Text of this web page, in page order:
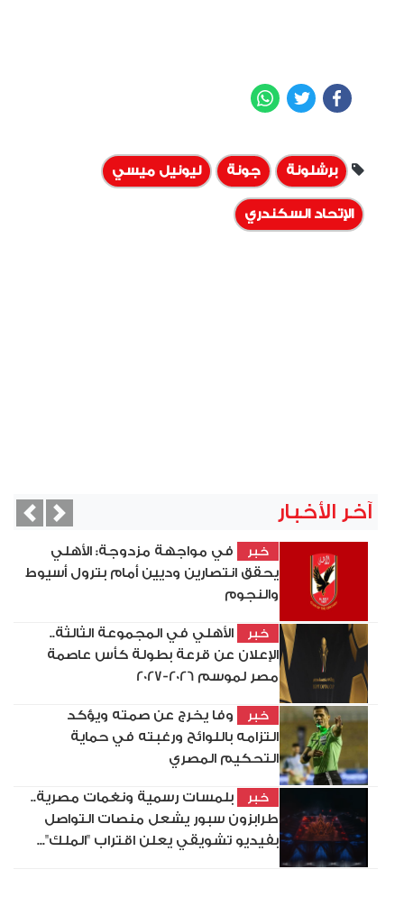
Facebook
Twitter
برشلونة جونة ليونيل ميسي
الإتحاد السكندري
آخر الأخبار
خبر
في مواجهة مزدوجة: الأهلي
يحقق انتصارين وديين أمام بترول أسيوط
والنجوم
خبر
الأهلي في المجموعة الثالثة..
الإعلان عن قرعة بطولة كأس عاصمة
مصر لموسم 2026-2027
خبر
وفا يخرج عن صمته ويؤكد
التزامه باللوائح ورغبته في حماية
التحكيم المصري
خبر
بلمسات رسمية ونغمات مصرية..
طرابزون سبور يشعل منصات التواصل
بفيديو تشويقي يعلن اقتراب "الملك"...
Next